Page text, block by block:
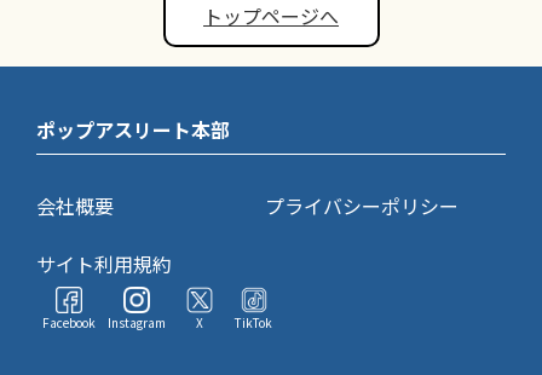
トップページへ
ポップアスリート本部
会社概要
プライバシーポリシー
サイト利用規約
Facebook Instagram X TikTok